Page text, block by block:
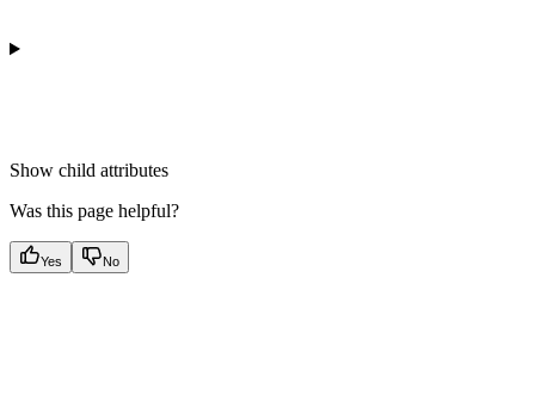
Show child attributes
Was this page helpful?
Yes No